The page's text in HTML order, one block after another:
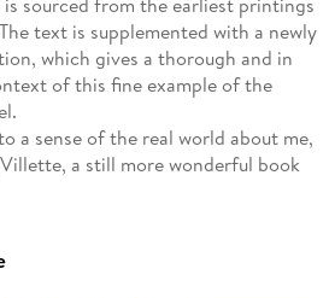
text is supplemented with a newly
which gives a thorough and in
of this fine example of the
a sense of the real world about me,
a still more wonderful book